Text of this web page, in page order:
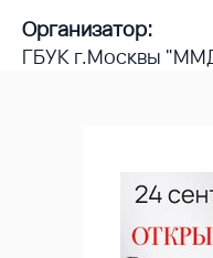
Организатор:
ГБУК г.Москвы